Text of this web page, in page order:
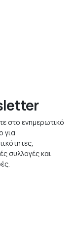
στο ενημερωτικό
για
συλλογές και